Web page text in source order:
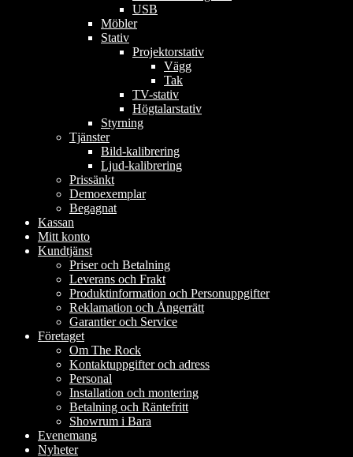
USB
Möbler
Stativ
Projektorstativ
Vägg
Tak
TV-stativ
Högtalarstativ
Styrning
Tjänster
Bild-kalibrering
Ljud-kalibrering
Prissänkt
Demoexemplar
Begagnat
Kassan
Mitt konto
Kundtjänst
Priser och Betalning
Leverans och Frakt
Produktinformation och Personuppgifter
Reklamation och Ångerrätt
Garantier och Service
Företaget
Om The Rock
Kontaktuppgifter och adress
Personal
Installation och montering
Betalning och Räntefritt
Showrum i Bara
Evenemang
Nyheter